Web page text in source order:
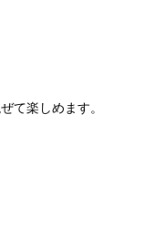
て楽しめます。